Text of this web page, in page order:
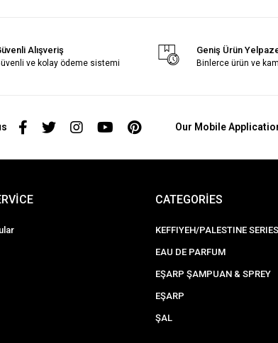
Alışveriş
ve kolay ödeme sistemi
Geniş Ürün
Binlerce ürün ve
Our Mobile
CATEGORİES
KEFFIYEH/PALESTINE SERIES
EAU DE PARFUM
EŞARP ŞAMPUAN & SPREY
EŞARP
ŞAL